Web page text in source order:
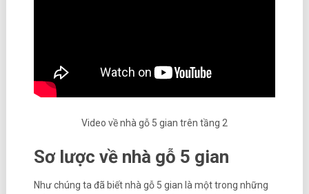
Video về nhà gỗ 5 gian trên tầng 2
Sơ lược về nhà gỗ 5 gian
Như chúng ta đã biết nhà gỗ 5 gian là một trong những